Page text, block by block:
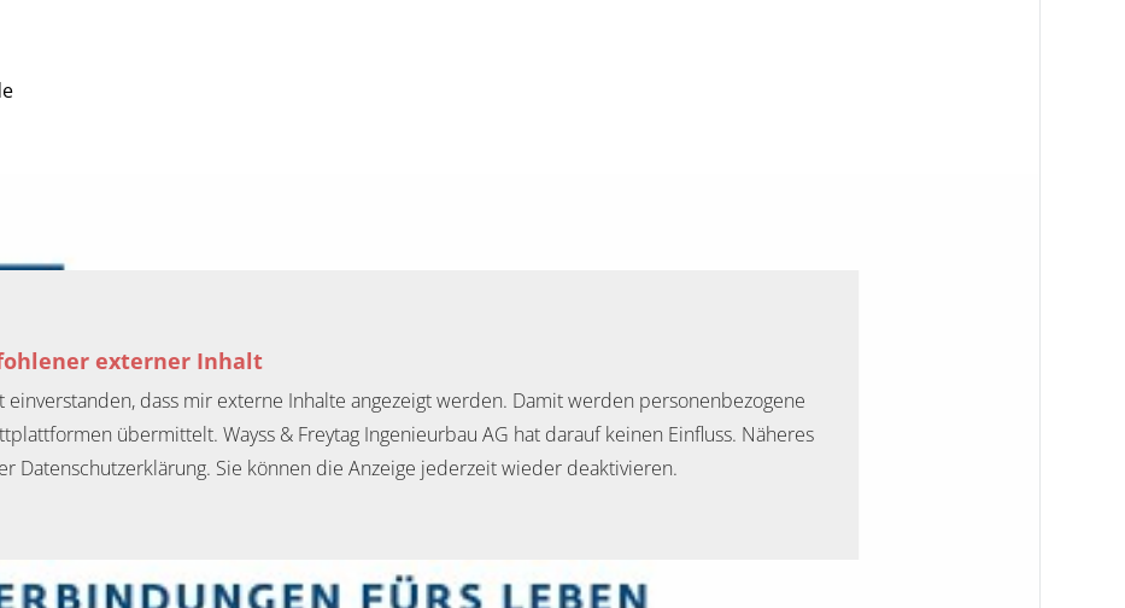
externer Inhalt
einverstanden, dass mir externe Inhalte angezeigt werden. Damit werden personenbezogene
übermittelt. Wayss & Freytag Ingenieurbau AG hat darauf keinen Einfluss. Näheres
Datenschutzerklärung. Sie können die Anzeige jederzeit wieder deaktivieren.